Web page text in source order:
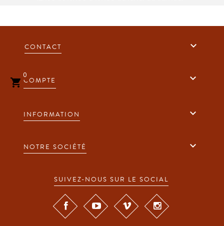
CONTACT 
COMPTE 
INFORMATION 
NOTRE SOCIÉTÉ 
SUIVEZ-NOUS SUR LE SOCIAL

0